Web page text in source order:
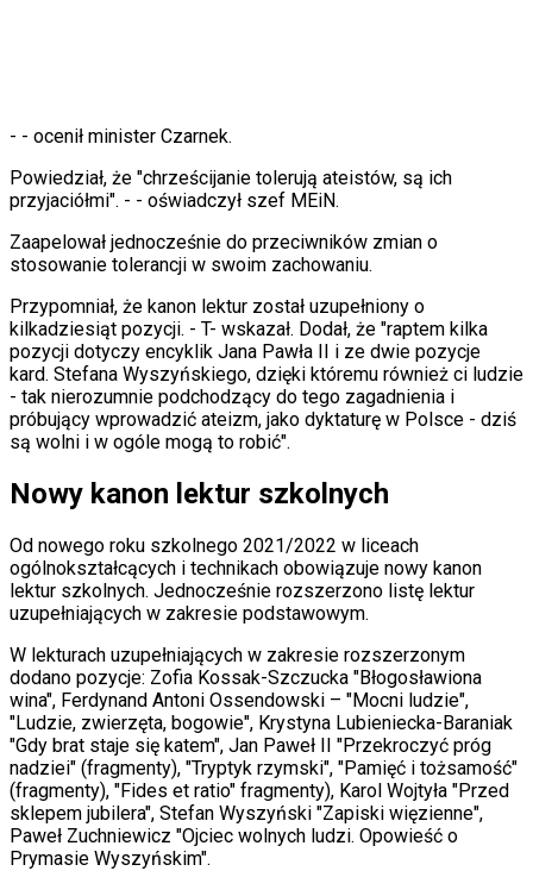
Kupno i wynajem
Film
Aktualności
Premiery
Rozrywka
Technologia
Aplikacje mobilne
Gry
Internet
Nauka
Programy
Sprzęt
Muzyka
Koncerty
Recenzje
Zapowiedzi
Kultura
Aktualności
Książki
Sztuka
Teatr
Magia
Horoskopy
Numerologia
Sennik
Kody rabatowe
gazetaprawna.pl
Forsal.pl
INFOR.pl
ZdrowieGO.pl
- - ocenił minister Czarnek.
Powiedział, że "chrześcijanie tolerują ateistów, są ich
przyjaciółmi". - - oświadczył szef MEiN.
Zaapelował jednocześnie do przeciwników zmian o
stosowanie tolerancji w swoim zachowaniu.
Przypomniał, że kanon lektur został uzupełniony o
kilkadziesiąt pozycji. - T- wskazał. Dodał, że "raptem kilka
pozycji dotyczy encyklik Jana Pawła II i ze dwie pozycje
kard. Stefana Wyszyńskiego, dzięki któremu również ci ludzie
- tak nierozumnie podchodzący do tego zagadnienia i
próbujący wprowadzić ateizm, jako dyktaturę w Polsce - dziś
są wolni i w ogóle mogą to robić".
Nowy kanon lektur szkolnych
Od nowego roku szkolnego 2021/2022 w liceach
ogólnokształcących i technikach obowiązuje nowy kanon
lektur szkolnych. Jednocześnie rozszerzono listę lektur
uzupełniających w zakresie podstawowym.
W lekturach uzupełniających w zakresie rozszerzonym
dodano pozycje: Zofia Kossak-Szczucka "Błogosławiona
wina", Ferdynand Antoni Ossendowski – "Mocni ludzie",
"Ludzie, zwierzęta, bogowie", Krystyna Lubieniecka-Baraniak
"Gdy brat staje się katem", Jan Paweł II "Przekroczyć próg
nadziei" (fragmenty), "Tryptyk rzymski", "Pamięć i tożsamość"
(fragmenty), "Fides et ratio" fragmenty), Karol Wojtyła "Przed
sklepem jubilera", Stefan Wyszyński "Zapiski więzienne",
Paweł Zuchniewicz "Ojciec wolnych ludzi. Opowieść o
Prymasie Wyszyńskim".